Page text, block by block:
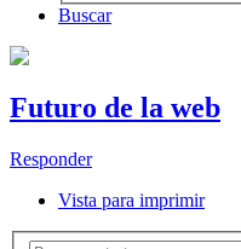
Buscar
Futuro de la web
Responder
Vista para imprimir